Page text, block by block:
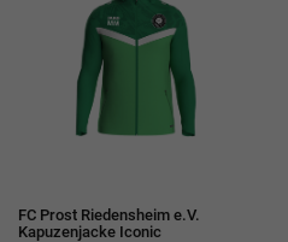
FC Prost Riedensheim e.V.
Kapuzenjacke Iconic